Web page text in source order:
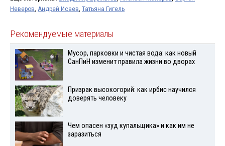
Неверов, Андрей Исаев, Татьяна Гигель
Рекомендуемые материалы
Мусор, парковки и чистая вода: как новый
СанПиН изменит правила жизни во дворах
Призрак высокогорий: как ирбис научился
доверять человеку
Чем опасен «зуд купальщика» и как им не
заразиться